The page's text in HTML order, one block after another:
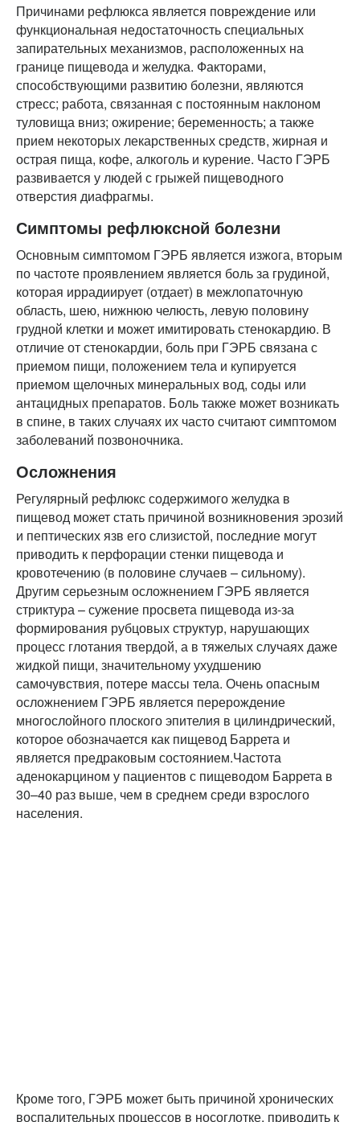
Причинами рефлюкса является повреждение или
функциональная недостаточность специальных
запирательных механизмов, расположенных на
границе пищевода и желудка. Факторами,
способствующими развитию болезни, являются
стресс; работа, связанная с постоянным наклоном
туловища вниз; ожирение; беременность; а также
прием некоторых лекарственных средств, жирная и
острая пища, кофе, алкоголь и курение. Часто ГЭРБ
развивается у людей с грыжей пищеводного
отверстия диафрагмы.
Симптомы рефлюксной болезни
Основным симптомом ГЭРБ является изжога, вторым
по частоте проявлением является боль за грудиной,
которая иррадиирует (отдает) в межлопаточную
область, шею, нижнюю челюсть, левую половину
грудной клетки и может имитировать стенокардию. В
отличие от стенокардии, боль при ГЭРБ связана с
приемом пищи, положением тела и купируется
приемом щелочных минеральных вод, соды или
антацидных препаратов. Боль также может возникать
в спине, в таких случаях их часто считают симптомом
заболеваний позвоночника.
Осложнения
Регулярный рефлюкс содержимого желудка в
пищевод может стать причиной возникновения эрозий
и пептических язв его слизистой, последние могут
приводить к перфорации стенки пищевода и
кровотечению (в половине случаев – сильному).
Другим серьезным осложнением ГЭРБ является
стриктура – сужение просвета пищевода из-за
формирования рубцовых структур, нарушающих
процесс глотания твердой, а в тяжелых случаях даже
жидкой пищи, значительному ухудшению
самочувствия, потере массы тела. Очень опасным
осложнением ГЭРБ является перерождение
многослойного плоского эпителия в цилиндрический,
которое обозначается как пищевод Баррета и
является предраковым состоянием.Частота
аденокарцином у пациентов с пищеводом Баррета в
30–40 раз выше, чем в среднем среди взрослого
населения.
Кроме того, ГЭРБ может быть причиной хронических
воспалительных процессов в носоглотке, приводить к